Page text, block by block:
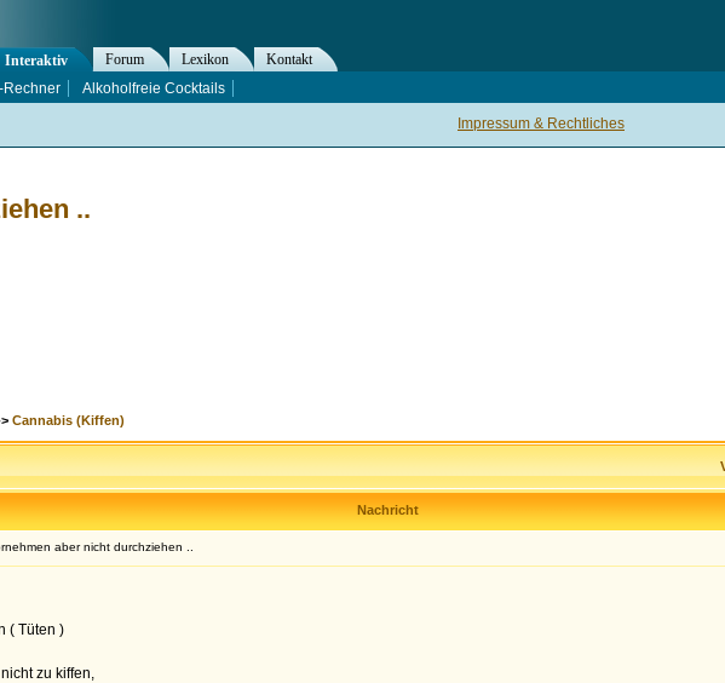
..
Cannabis (Kiffen)
Nachricht
aber nicht durchziehen ..
( Tüten )
zu kiffen,
Impressum & Rechtliches
Interaktiv Forum Lexikon
Kontakt
Rechner Alkoholfreie Cocktails